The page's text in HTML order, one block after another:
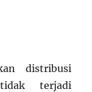
distribusi
terjadi